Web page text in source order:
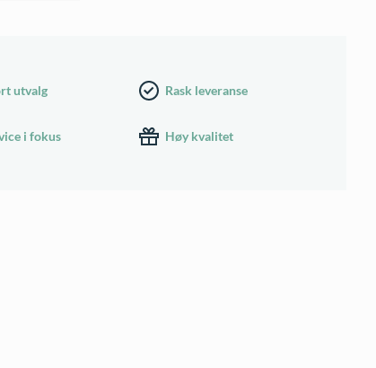
utvalg Rask leveranse
i fokus Høy kvalitet